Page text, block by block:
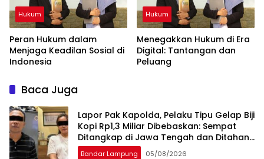
Hukum
Peran Hukum dalam
Menjaga Keadilan Sosial di
Indonesia
Hukum
Menegakkan Hukum di Era
Digital: Tantangan dan
Peluang
Baca Juga
Lapor Pak Kapolda, Pelaku Tipu Gelap Biji
Kopi Rp1,3 Miliar Dibebaskan: Sempat
Ditangkap di Jawa Tengah dan Ditahan
di Polda Lampung
Bandar Lampung 05/08/2026